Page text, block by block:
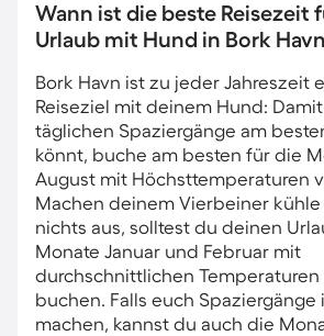
Wann ist die beste Reisezeit
Urlaub mit Hund in Bork
Bork Havn ist zu jeder Jahreszeit
Reiseziel mit deinem Hund:
täglichen Spaziergänge am
könnt, buche am besten für die
August mit Höchsttemperaturen
Machen deinem Vierbeiner
nichts aus, solltest du deinen
Monate Januar und Februar mit
durchschnittlichen Temperaturen
buchen. Falls euch Spaziergänge
machen, kannst du auch die